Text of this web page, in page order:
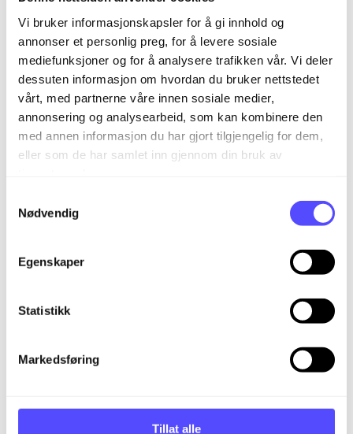
Vi bruker informasjonskapsler for å gi innhold og
annonser et personlig preg, for å levere sosiale
mediefunksjoner og for å analysere trafikken vår. Vi deler
dessuten informasjon om hvordan du bruker nettstedet
vårt, med partnerne våre innen sosiale medier,
annonsering og analysearbeid, som kan kombinere den
med annen informasjon du har gjort tilgjengelig for dem,
eller som de har samlet inn gjennom din bruk av
Nødvendig
Egenskaper
Statistikk
Markedsføring
Tillat alle
Oppsettet du får til excel som er klart til redigering
ser slik ut:
Alle de forhåndsdefinerte rapportene under
Rapportgeneratoren
Det er enkelt å skjule/vise/dele rapporter
for andre brukere. - vise hvordan med